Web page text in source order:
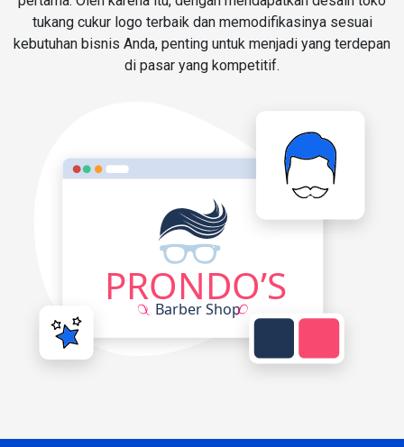
tukang cukur logo terbaik dan memodifikasinya sesuai
kebutuhan bisnis Anda, penting untuk menjadi yang terdepan
di pasar yang kompetitif.